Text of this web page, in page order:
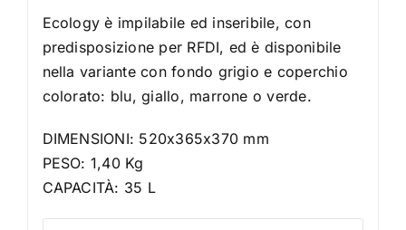
Ecology è impilabile ed inseribile, con
predisposizione per RFDI, ed è disponibile
nella variante con fondo grigio e coperchio
colorato: blu, giallo, marrone o verde.
DIMENSIONI: 520x365x370 mm
PESO: 1,40 Kg
CAPACITÀ: 35 L